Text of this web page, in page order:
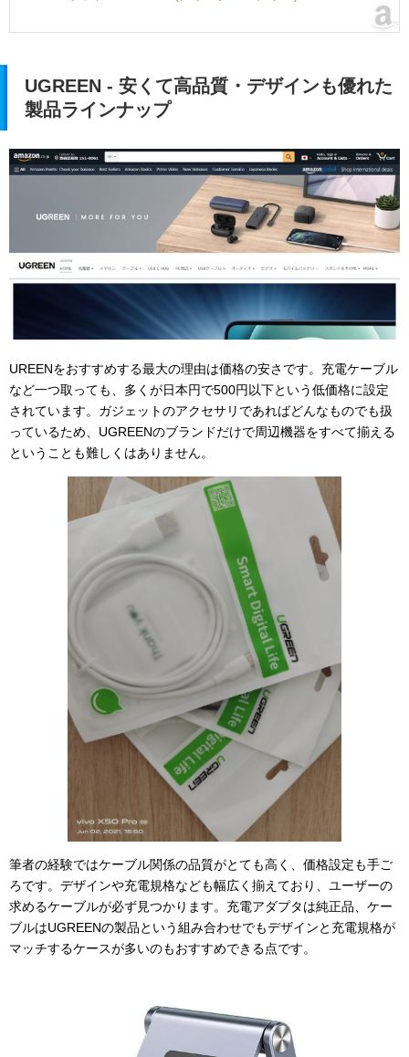
UGREEN - 安くて高品質・デザインも優れた
製品ラインナップ
UREENをおすすめする最大の理由は価格の安さです。充電ケーブル
など一つ取っても、多くが日本円で500円以下という低価格に設定
されています。ガジェットのアクセサリであればどんなものでも扱
っているため、UGREENのブランドだけで周辺機器をすべて揃える
ということも難しくはありません。
筆者の経験ではケーブル関係の品質がとても高く、価格設定も手ご
ろです。デザインや充電規格なども幅広く揃えており、ユーザーの
求めるケーブルが必ず見つかります。充電アダプタは純正品、ケー
ブルはUGREENの製品という組み合わせでもデザインと充電規格が
マッチするケースが多いのもおすすめできる点です。